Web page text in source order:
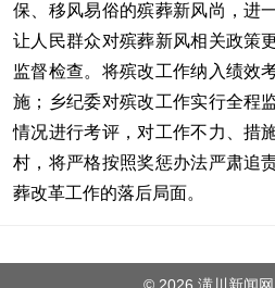
保、移风易俗的殡葬新风尚，进
让人民群众对殡葬新风相关政策
监督检查。将殡改工作纳入绩效
施；乡纪委对殡改工作实行全程
情况进行考评，对工作不力、措
村，将严格按照奖惩办法严肃追
葬改革工作的落后局面。